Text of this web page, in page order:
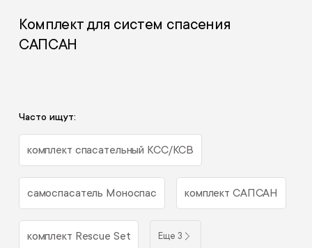
Комплект для систем спасения
САПСАН
Часто ищут:
комплект спасательный КСС/КСВ
самоспасатель Моноспас комплект САПСАН
комплект Rescue Set Еще 3